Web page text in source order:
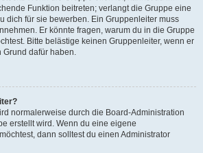
Funktion beitreten; verlangt die Gruppe eine
dich für sie bewerben. Ein Gruppenleiter muss
Er könnte fragen, warum du in die Gruppe
Bitte belästige keinen Gruppenleiter, wenn er
Grund dafür haben.
normalerweise durch die Board-Administration
erstellt wird. Wenn du eine eigene
dann solltest du einen Administrator